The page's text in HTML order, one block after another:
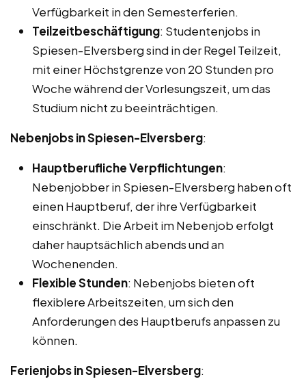
Verfügbarkeit in den Semesterferien.
Teilzeitbeschäftigung: Studentenjobs in
Spiesen-Elversberg sind in der Regel Teilzeit,
mit einer Höchstgrenze von 20 Stunden pro
Woche während der Vorlesungszeit, um das
Studium nicht zu beeinträchtigen.
Nebenjobs in Spiesen-Elversberg:
Hauptberufliche Verpflichtungen:
Nebenjobber in Spiesen-Elversberg haben oft
einen Hauptberuf, der ihre Verfügbarkeit
einschränkt. Die Arbeit im Nebenjob erfolgt
daher hauptsächlich abends und an
Wochenenden.
Flexible Stunden: Nebenjobs bieten oft
flexiblere Arbeitszeiten, um sich den
Anforderungen des Hauptberufs anpassen zu
können.
Ferienjobs in Spiesen-Elversberg: